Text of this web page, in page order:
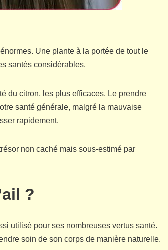
Une plante à la portée de tout le
santés considérables.
du citron, les plus efficaces. Le prendre
santé générale, malgré la mauvaise
rapidement.
non caché mais sous-estimé par
?
utilisé pour ses nombreuses vertus santé.
soin de son corps de manière naturelle.